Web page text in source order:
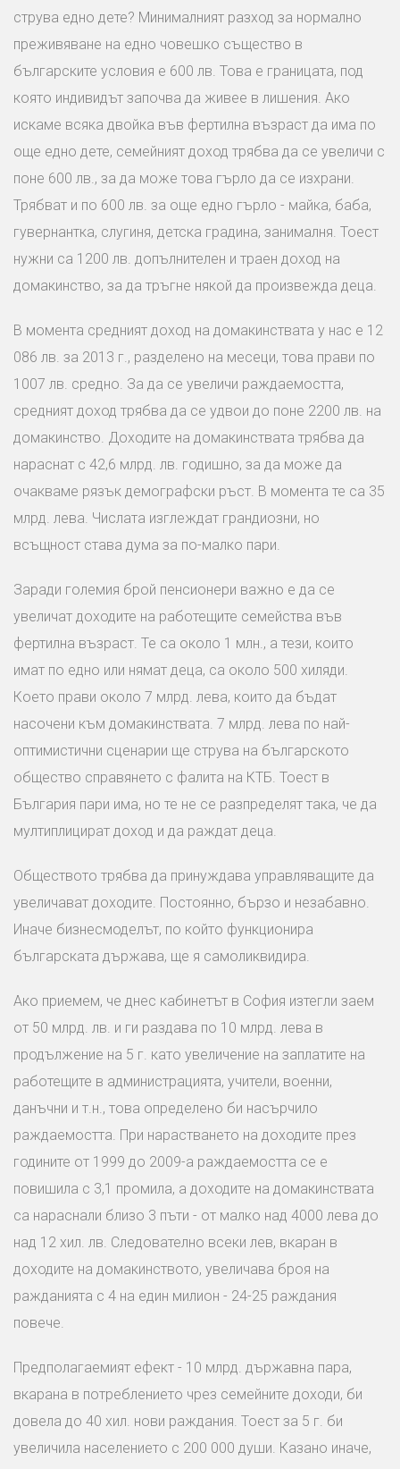
струва едно дете? Минималният разход за нормално
преживяване на едно човешко същество в
българските условия е 600 лв. Това е границата, под
която индивидът започва да живее в лишения. Ако
искаме всяка двойка във фертилна възраст да има по
още едно дете, семейният доход трябва да се увеличи с
поне 600 лв., за да може това гърло да се изхрани.
Трябват и по 600 лв. за още едно гърло - майка, баба,
гувернантка, слугиня, детска градина, занималня. Тоест
нужни са 1200 лв. допълнителен и траен доход на
домакинство, за да тръгне някой да произвежда деца.
В момента средният доход на домакинствата у нас е 12
086 лв. за 2013 г., разделено на месеци, това прави по
1007 лв. средно. За да се увеличи раждаемостта,
средният доход трябва да се удвои до поне 2200 лв. на
домакинство. Доходите на домакинствата трябва да
нараснат с 42,6 млрд. лв. годишно, за да може да
очакваме рязък демографски ръст. В момента те са 35
млрд. лева. Числата изглеждат грандиозни, но
всъщност става дума за по-малко пари.
Заради големия брой пенсионери важно е да се
увеличат доходите на работещите семейства във
фертилна възраст. Те са около 1 млн., а тези, които
имат по едно или нямат деца, са около 500 хиляди.
Което прави около 7 млрд. лева, които да бъдат
насочени към домакинствата. 7 млрд. лева по най-
оптимистични сценарии ще струва на българското
общество справянето с фалита на КТБ. Тоест в
България пари има, но те не се разпределят така, че да
мултиплицират доход и да раждат деца.
Обществото трябва да принуждава управляващите да
увеличават доходите. Постоянно, бързо и незабавно.
Иначе бизнесмоделът, по който функционира
българската държава, ще я самоликвидира.
Ако приемем, че днес кабинетът в София изтегли заем
от 50 млрд. лв. и ги раздава по 10 млрд. лева в
продължение на 5 г. като увеличение на заплатите на
работещите в администрацията, учители, военни,
данъчни и т.н., това определено би насърчило
раждаемостта. При нарастването на доходите през
годините от 1999 до 2009-а раждаемостта се е
повишила с 3,1 промила, а доходите на домакинствата
са нараснали близо 3 пъти - от малко над 4000 лева до
над 12 хил. лв. Следователно всеки лев, вкаран в
доходите на домакинството, увеличава броя на
ражданията с 4 на един милион - 24-25 раждания
повече.
Предполагаемият ефект - 10 млрд. държавна пара,
вкарана в потреблението чрез семейните доходи, би
довела до 40 хил. нови раждания. Тоест за 5 г. би
увеличила населението с 200 000 души. Казано иначе,